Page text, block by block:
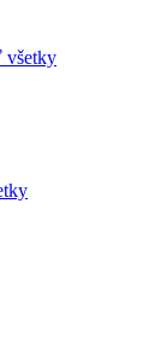
všetky